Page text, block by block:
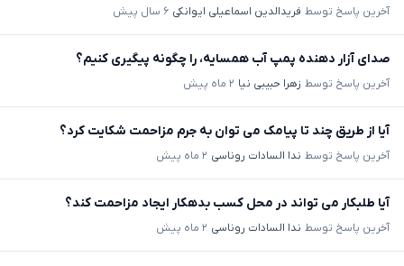
آخرین پاسخ توسط فریدالدین اسماعیلی ایوانکی ۶ سال پیش
صدای آزار دهنده پمپ آب همسایه، را چگونه پیگیری کنیم؟
آخرین پاسخ توسط زهرا حبیبی نیا ۲ ماه پیش
آیا از طریق چند تا پیامک می توان به جرم مزاحمت شکایت کرد؟
آخرین پاسخ توسط ندا السادات روناسی ۲ ماه پیش
آیا طلبکار می تواند در محل کسب بدهکار ایجاد مزاحمت کند؟
آخرین پاسخ توسط ندا السادات روناسی ۲ ماه پیش